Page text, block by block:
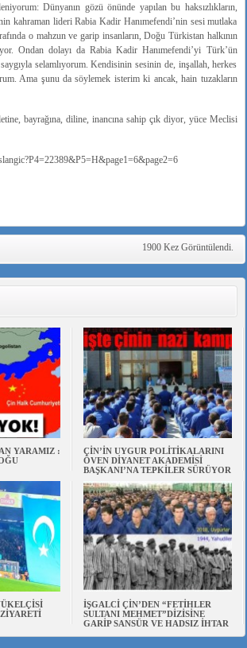
Dünyanın gözü önünde yapılan bu haksızlıkların,
kahraman lideri Rabia Kadir Hanımefendi’nin sesi mutlaka
o mahzun ve garip insanların, Doğu Türkistan halkının
Ondan dolayı da Rabia Kadir Hanımefendi’yi Türk’ün
selamlıyorum. Kendisinin sesinin de, inşallah, herkes
Ama şunu da söylemek isterim ki ancak, hain tuzakların
bayrağına, diline, inancına sahip çık diyor, yüce Meclisi
1900 Kez Görüntülendi.
YARAMIZ :
ÇİN’İN UYGUR POLİTİKALARINI
ÖVEN DİYANET AKADEMİSİ
BAŞKANI’NA TEPKİLER SÜRÜYOR
İŞGALCİ ÇİN’DEN “FETİHLER
SULTANI MEHMET”DİZİSİNE
GARİP SANSÜR VE HADSIZ İHTAR